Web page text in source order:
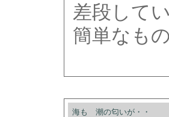
差段して
簡単なも
海も 潮の匂いが・・